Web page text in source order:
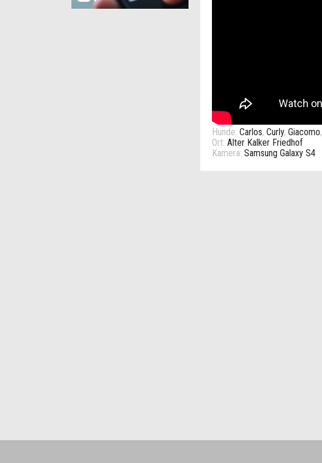
Hunde: Carlos, Curly, Giacomo,
Ort: Alter Kalker Friedhof
Kamera: Samsung Galaxy S4